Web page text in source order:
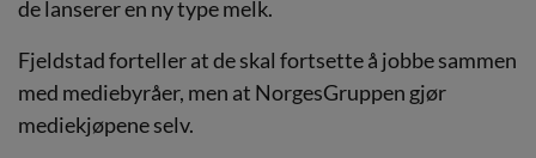
de lanserer en ny type melk.
Fjeldstad forteller at de skal fortsette å jobbe sammen
med mediebyråer, men at NorgesGruppen gjør
mediekjøpene selv.